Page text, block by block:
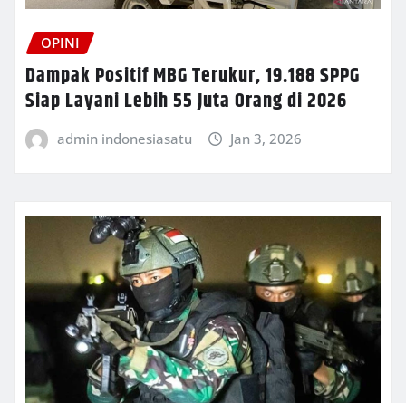
OPINI
Dampak Positif MBG Terukur, 19.188 SPPG
Siap Layani Lebih 55 Juta Orang di 2026
admin indonesiasatu Jan 3, 2026